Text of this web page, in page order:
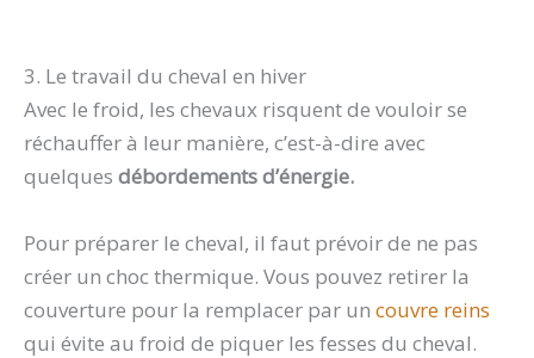
3. Le travail du cheval en hiver
Avec le froid, les chevaux risquent de vouloir se
réchauffer à leur manière, c’est-à-dire avec
quelques débordements d’énergie.
Pour préparer le cheval, il faut prévoir de ne pas
créer un choc thermique. Vous pouvez retirer la
couverture pour la remplacer par un couvre reins
qui évite au froid de piquer les fesses du cheval.